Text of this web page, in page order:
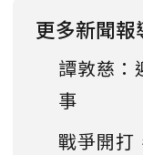
更多新聞報
譚敦慈：
事
戰爭開打